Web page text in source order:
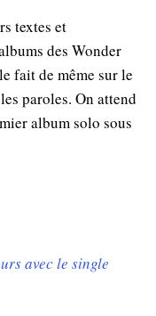
textes et
des Wonder
fait de même sur le
paroles. On attend
album solo sous
avec le single